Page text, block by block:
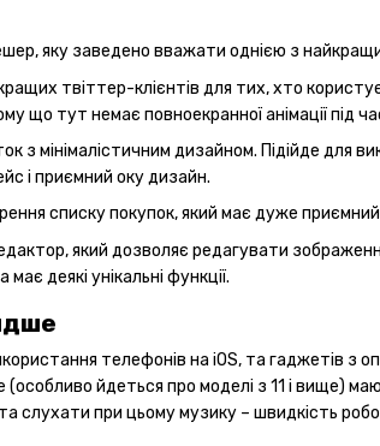
яку заведено вважати однією з
твіттер-клієнтів для тих, хто
що тут немає повноекранної анімації
з мінімалістичним дизайном. Підійде для
і приємний оку дизайн.
списку покупок, який має дуже
який дозволяє редагувати
деякі унікальні функції.
телефонів на iOS, та гаджетів
йдеться про моделі з 11 і вище)
та слухати при цьому музику – швидкість